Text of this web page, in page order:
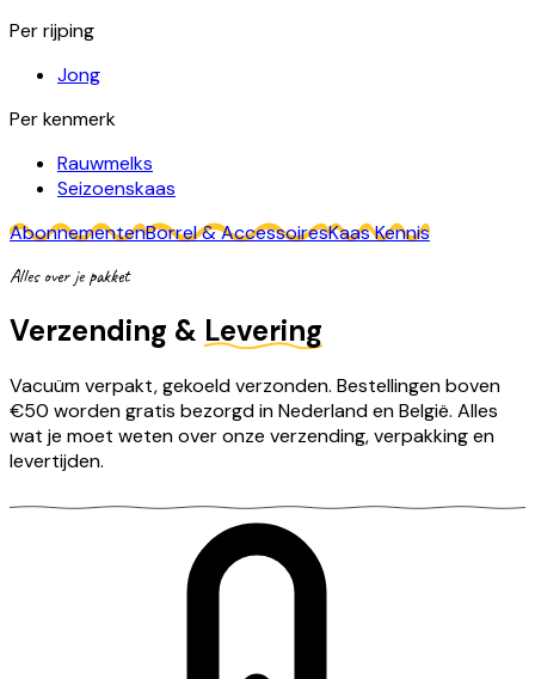
Per rijping
Jong
Per kenmerk
Rauwmelks
Seizoenskaas
AbonnementenBorrel & AccessoiresKaas Kennis
Alles over je pakket
Verzending & Levering
Vacuüm verpakt, gekoeld verzonden. Bestellingen boven
€50 worden gratis bezorgd in Nederland en België. Alles
wat je moet weten over onze verzending, verpakking en
levertijden.